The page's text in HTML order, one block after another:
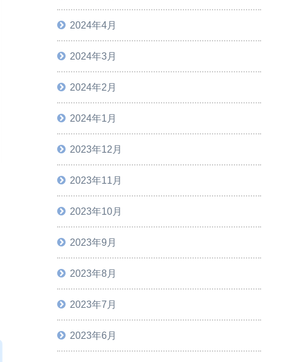
2024年4月
2024年3月
2024年2月
2024年1月
2023年12月
2023年11月
2023年10月
2023年9月
2023年8月
2023年7月
2023年6月